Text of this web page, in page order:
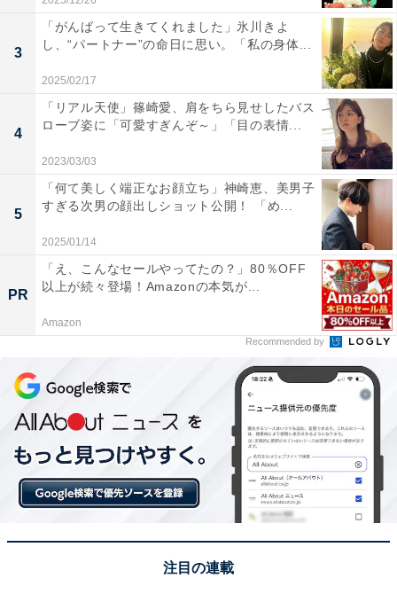
3
「がんばって生きてくれました」氷川きよ
し、“パートナー”の命日に思い。「私の身体...
2025/02/17
4
「リアル天使」篠崎愛、肩をちら見せしたバス
ローブ姿に「可愛すぎんぞ～」「目の表情...
2023/03/03
5
「何て美しく端正なお顔立ち」神崎恵、美男子
すぎる次男の顔出しショット公開！ 「め...
2025/01/14
PR
「え、こんなセールやってたの？」80％OFF
以上が続々登場！Amazonの本気が...
Amazon
Recommended by
注目の連載